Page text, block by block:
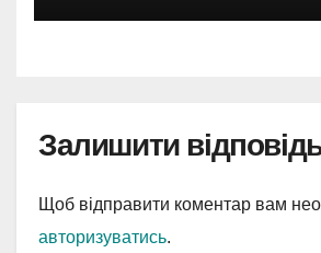
Залишити
Щоб відправити коментар вам
авторизуватись.